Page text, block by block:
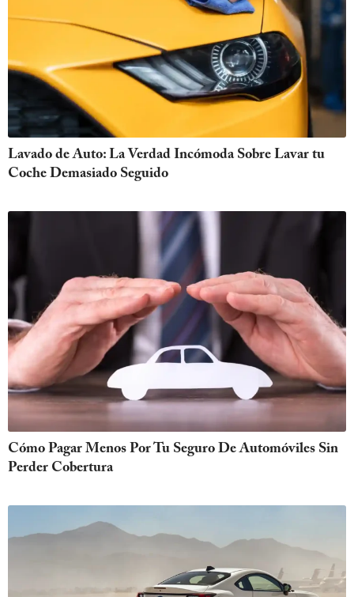
Lavado de Auto: La Verdad Incómoda Sobre Lavar tu
Coche Demasiado Seguido
Cómo Pagar Menos Por Tu Seguro De Automóviles Sin
Perder Cobertura